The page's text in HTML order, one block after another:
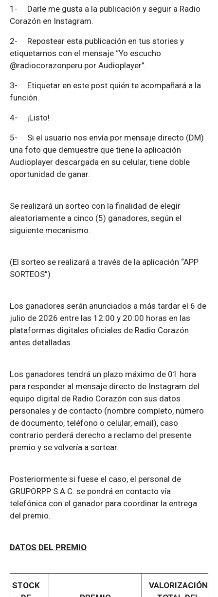
1- Darle me gusta a la publicación y seguir a Radio
Corazón en Instagram.
2- Repostear esta publicación en tus stories y
etiquetarnos con el mensaje “Yo escucho
@radiocorazonperu por Audioplayer”.
3- Etiquetar en este post quién te acompañará a la
función.
4- ¡Listo!
5- Si el usuario nos envía por mensaje directo (DM)
una foto que demuestre que tiene la aplicación
Audioplayer descargada en su celular, tiene doble
oportunidad de ganar.
Se realizará un sorteo con la finalidad de elegir
aleatoriamente a cinco (5) ganadores, según el
siguiente mecanismo:
(El sorteo se realizará a través de la aplicación “APP
SORTEOS”)
Los ganadores serán anunciados a más tardar el 6 de
julio de 2026 entre las 12:00 y 20:00 horas en las
plataformas digitales oficiales de Radio Corazón
antes detalladas.
Los ganadores tendrá un plazo máximo de 01 hora
para responder al mensaje directo de Instagram del
equipo digital de Radio Corazón con sus datos
personales y de contacto (nombre completo, número
de documento, teléfono o celular, email), caso
contrario perderá derecho a reclamo del presente
premio y se volvería a sortear.
Posteriormente si fuese el caso, el personal de
GRUPORPP S.A.C. se pondrá en contacto vía
telefónica con el ganador para coordinar la entrega
del premio.
DATOS DEL PREMIO
STOCK
VALORIZACIÓN